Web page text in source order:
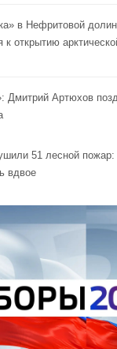
в Нефритовой
к открытию
Дмитрий Артюхов
51 лесной
вдвое